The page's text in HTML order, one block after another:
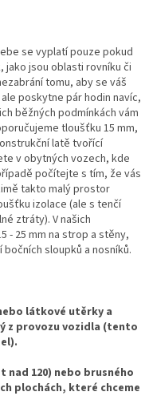
se vyplatí pouze pokud
jsou oblasti rovníku či
tomu, aby se váš
poskytne pár hodin navíc,
běžných podmínkách vám
tloušťku 15 mm,
latě tvořící
v obytných vozech, kde
počítejte s tím, že vás
takto malý prostor
izolace (ale s tenčí
ztráty). V našich
- 25 mm na strop a stěny,
bočních sloupků a nosníků.
látkové utěrky a
z provozu vozidla (tento
nad 120) nebo brusného
plochách, které chceme